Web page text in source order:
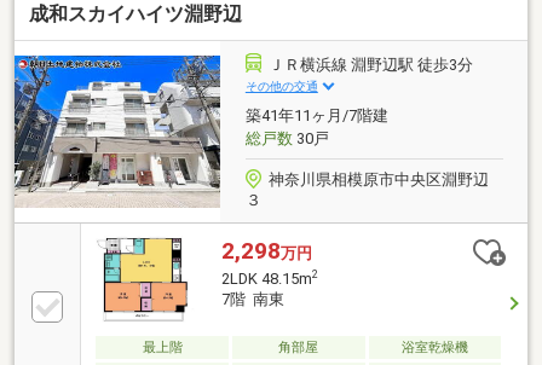
成和スカイハイツ淵野辺
ＪＲ横浜線 淵野辺駅 徒歩3分
その他の交通
築41年11ヶ月/7階建
総戸数30戸
神奈川県相模原市中央区淵野辺
３
2,298万円
2LDK 48.15m2
7階 南東
最上階 角部屋 浴室乾燥機